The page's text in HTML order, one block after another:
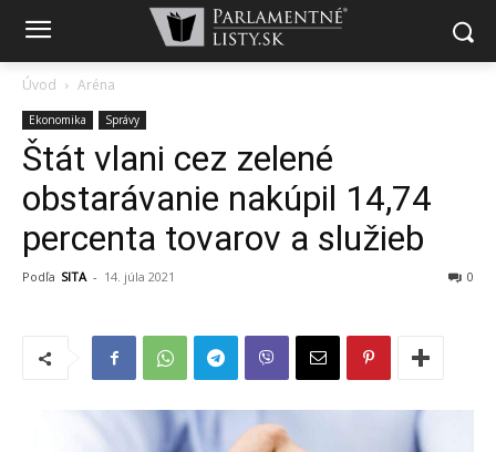
Úvod Aréna
Ekonomika Správy
Štát vlani cez zelené
obstarávanie nakúpil 14,74
percenta tovarov a služieb
Podľa SITA - 14. júla 2021 0